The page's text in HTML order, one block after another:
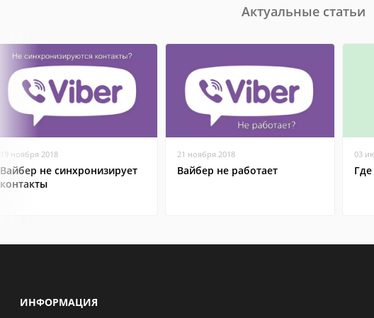
Актуальные статьи
19 ноября 2018
Вайбер не синхронизирует
контакты
21 ноября 2018
Вайбер не работает
03
ИНФОРМАЦИЯ